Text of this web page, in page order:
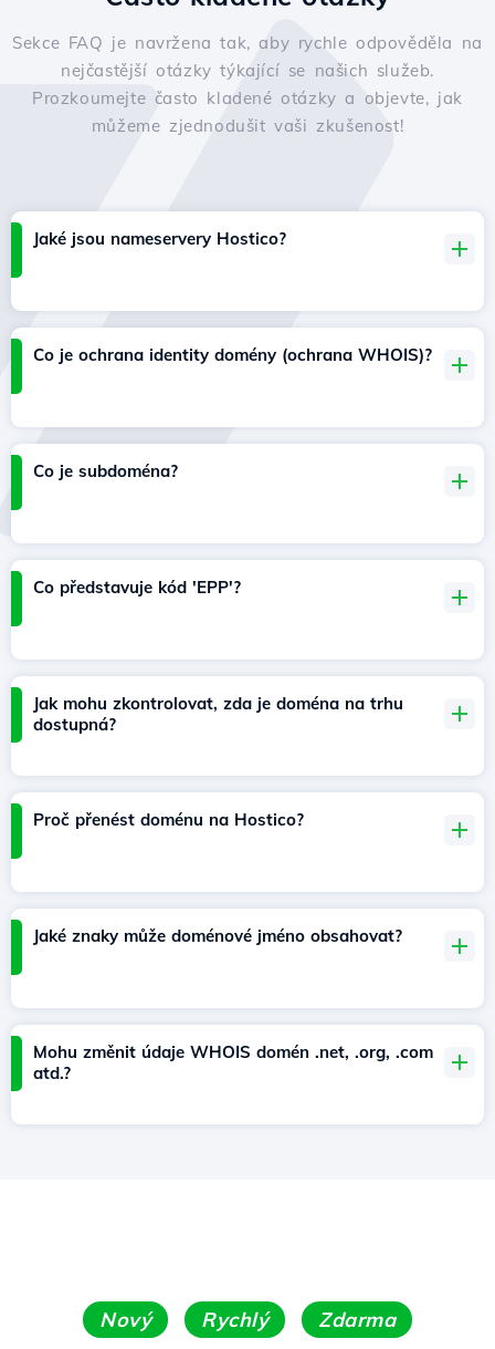
Sekce FAQ je navržena tak, aby rychle odpověděla na
nejčastější otázky týkající se našich služeb.
Prozkoumejte často kladené otázky a objevte, jak
můžeme zjednodušit vaši zkušenost!
Jaké jsou nameservery Hostico?
Co je ochrana identity domény (ochrana WHOIS)?
Co je subdoména?
Co představuje kód 'EPP'?
Jak mohu zkontrolovat, zda je doména na trhu
dostupná?
Proč přenést doménu na Hostico?
Jaké znaky může doménové jméno obsahovat?
Mohu změnit údaje WHOIS domén .net, .org, .com
atd.?
Nový Rychlý Zdarma